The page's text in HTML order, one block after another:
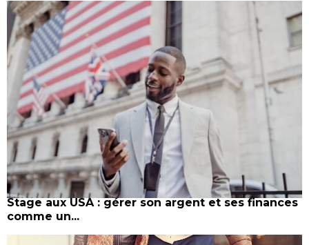
Stage aux USA : gérer son argent et ses finances
comme un...